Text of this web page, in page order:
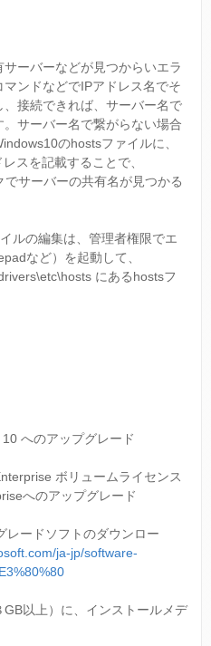
ーバーなどが見つからいエラ
ンドなどでIPアドレス名でそ
接続できれば、サーバー名で
サーバー名で繋がらない場合
のhostsファイルに、
スを記載することで、
サーバーの共有名が見つかる
ルの編集は、管理者権限でエ
など）を起動して、
にあるhostsフ
へのアップグレード
ボリュームライセンス
へのアップグレード
レードソフトのダウンロー
ja-jp/software-
GB以上）に、インストールメデ